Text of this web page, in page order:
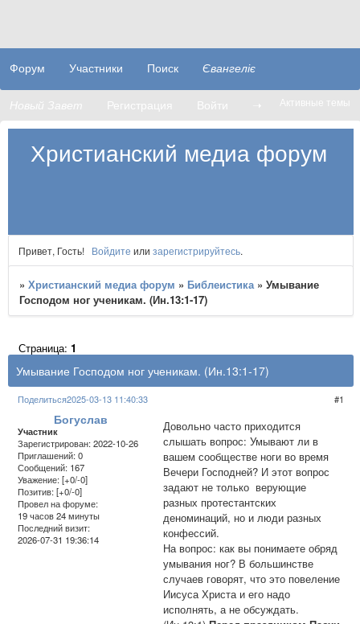
Христианский медиа форум
Форум Участники Поиск Євангеліє
Новый Завет Регистрация Войти ➝ Активные темы
Привет, Гость! Войдите или зарегистрируйтесь.
»Христианский медиа форум » Библеистика »Умывание
Господом ног ученикам. (Ин.13:1-17)
Умывание Господом ног ученикам. (Ин.13:1-17)
Страница:1
Поделиться 1
2025-03-13 11:40:33
Богуслав
Участник
Зарегистрирован: 2022-10-26
Приглашений:0
Сообщений: 167
Уважение: [+0/-0]
Позитив: [+0/-0]
Провел на форуме:
19 часов 24 минуты
Последний визит:
2026-07-31 19:36:14
Довольно часто приходится
слышать вопрос: Умывают ли в
вашем сообществе ноги во время
Вечери Господней? И этот вопрос
задают не только верующие
разных протестантских
деноминаций, но и люди разных
конфессий.
На вопрос: как вы понимаете обряд
умывания ног? В большинстве
случаев говорят, что это повеление
Иисуса Христа и его надо
исполнять, а не обсуждать.